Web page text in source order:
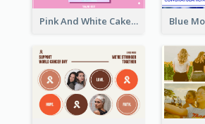
Pink And White Cake Photo Birthday Postcard